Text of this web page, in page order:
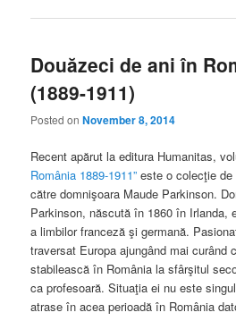
Douăzeci de ani în
(1889-1911)
Posted onNovember 8, 2014
Recent apărut la editura Humanitas,
România 1889-1911” este o colecţie
către domnişoara Maude Parkinson.
Parkinson, născută în 1860 în Irlanda,
a limbilor franceză şi germană.
traversat Europa ajungând mai curând
stabilească în România la sfârşitul
ca profesoară. Situaţia ei nu este
atrase în acea perioadă în România